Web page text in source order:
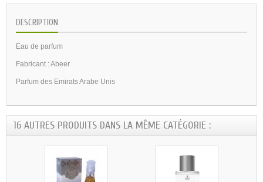
DESCRIPTION
Eau de parfum
Fabricant : Abeer
Parfum des Emirats Arabe Unis
16 AUTRES PRODUITS DANS LA MÊME CATÉGORIE :